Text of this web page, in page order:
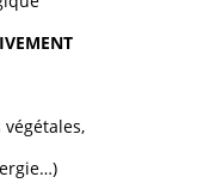
végétales,